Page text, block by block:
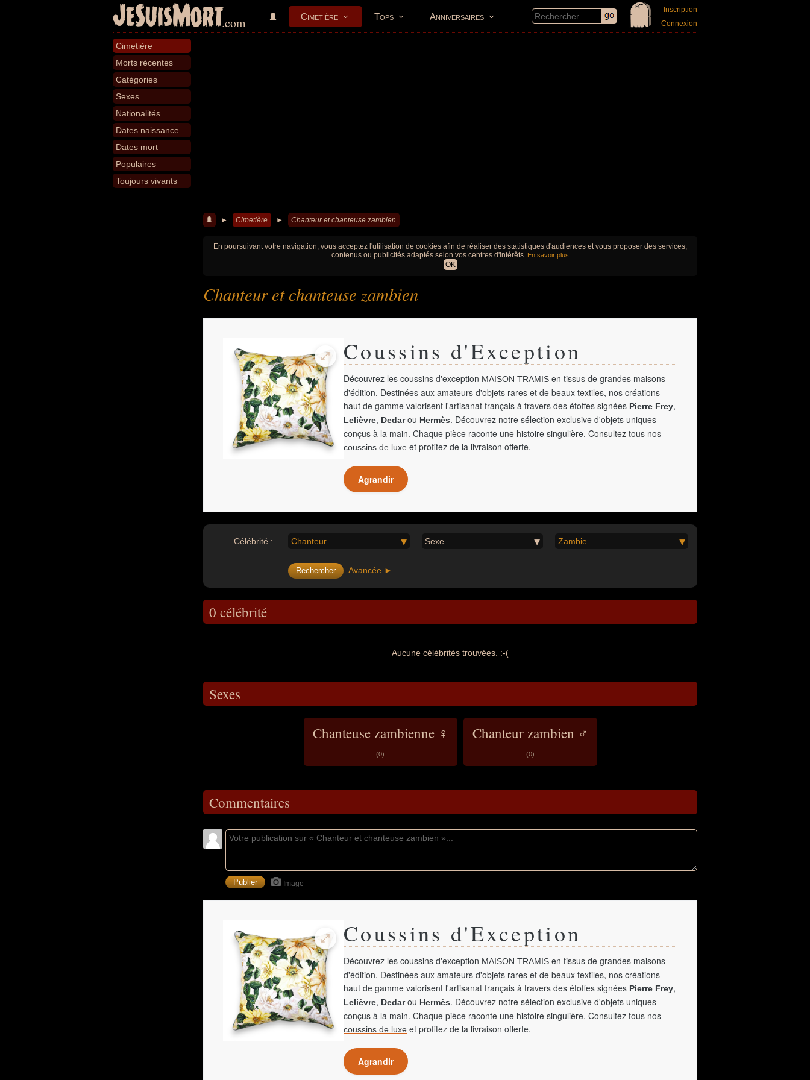
JeSuisMort.com Cimetière Tops Anniversaires
Inscription
Connexion
Cimetière
Morts récentes
Catégories
Sexes
Nationalités
Dates naissance
Dates mort
Populaires
Toujours vivants
► Cimetière ► Chanteur et chanteuse zambien
En poursuivant votre navigation, vous acceptez l'utilisation de cookies afin de réaliser des statistiques d'audiences et vous proposer des services,
contenus ou publicités adaptés selon vos centres d'intérêts. En savoir plus
OK
Chanteur et chanteuse zambien
Coussins d'Exception
Découvrez les coussins d'exception MAISON TRAMIS en tissus de grandes maisons
d'édition. Destinées aux amateurs d'objets rares et de beaux textiles, nos créations
haut de gamme valorisent l'artisanat français à travers des étoffes signées Pierre Frey,
Lelièvre, Dedarou Hermès. Découvrez notre sélection exclusive d'objets uniques
conçus à la main. Chaque pièce raconte une histoire singulière. Consultez tous nos
coussins de luxe et profitez de la livraison offerte.
Agrandir
Célébrité : Chanteur Sexe Zambie
Avancée ►
0 célébrité
Aucune célébrités trouvées. :-(
Sexes
Chanteuse zambienne ♀
(0)
Chanteur zambien ♂
(0)
Commentaires
Image
Coussins d'Exception
Découvrez les coussins d'exception MAISON TRAMIS en tissus de grandes maisons
d'édition. Destinées aux amateurs d'objets rares et de beaux textiles, nos créations
haut de gamme valorisent l'artisanat français à travers des étoffes signées Pierre Frey,
Lelièvre, Dedarou Hermès. Découvrez notre sélection exclusive d'objets uniques
conçus à la main. Chaque pièce raconte une histoire singulière. Consultez tous nos
coussins de luxe et profitez de la livraison offerte.
Agrandir